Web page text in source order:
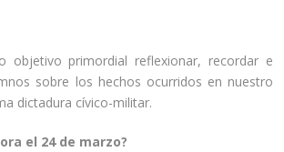
objetivo primordial reflexionar, recordar e
sobre los hechos ocurridos en nuestro
dictadura cívico-militar.
el 24 de marzo?